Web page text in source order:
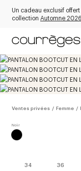
Un cadeau exclusif
collection Automne 2026
Ventes privées / Femme /
34 36